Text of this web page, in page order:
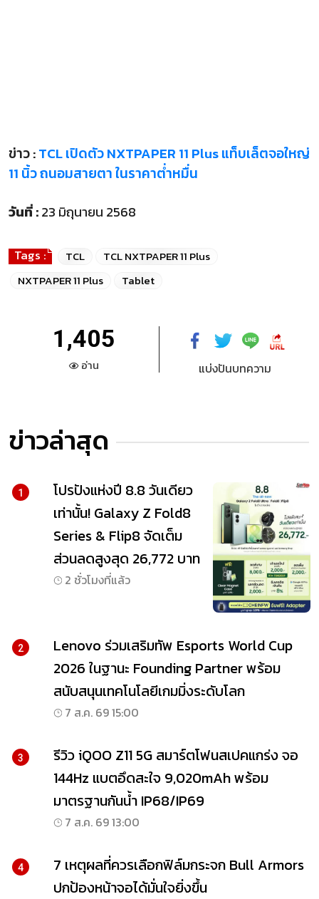
ข่าว :TCL เปิดตัว NXTPAPER 11 Plus แท็บเล็ตจอใหญ่
11 นิ้ว ถนอมสายตา ในราคาต่ำหมื่น
วันที่ :23 มิถุนายน 2568
Tags : TCL
TCL NXTPAPER 11 Plus
NXTPAPER 11 Plus
Tablet
1,405
อ่าน แบ่งปันบทความ
ข่าวล่าสุด
1
โปรปังแห่งปี 8.8 วันเดียว
เท่านั้น! Galaxy Z Fold8
Series & Flip8 จัดเต็ม
ส่วนลดสูงสุด 26,772 บาท
2 ชั่วโมงที่แล้ว
2
Lenovo ร่วมเสริมทัพ Esports World Cup
2026 ในฐานะ Founding Partner พร้อม
สนับสนุนเทคโนโลยีเกมมิ่งระดับโลก
7 ส.ค. 69 15:00
3
รีวิว iQOO Z11 5G สมาร์ตโฟนสเปคแกร่ง จอ
144Hz แบตอึดสะใจ 9,020mAh พร้อม
มาตรฐานกันน้ำ IP68/IP69
7 ส.ค. 69 13:00
4
7 เหตุผลที่ควรเลือกฟิล์มกระจก Bull Armors
ปกป้องหน้าจอได้มั่นใจยิ่งขึ้น